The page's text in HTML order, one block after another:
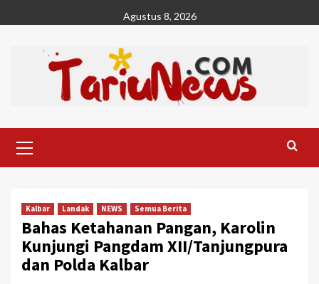
to
Agustus 8, 2026
Menu
Kalbar Landak NEWS Semua Berita
Bahas Ketahanan Pangan, Karolin
Kunjungi Pangdam XII/Tanjungpura
dan Polda Kalbar